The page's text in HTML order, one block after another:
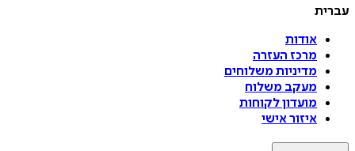
עברית
אודות
מרכז העזרה
מדיניות משלוחים
מעקב משלוח
מועדון לקוחות
איזור אישי